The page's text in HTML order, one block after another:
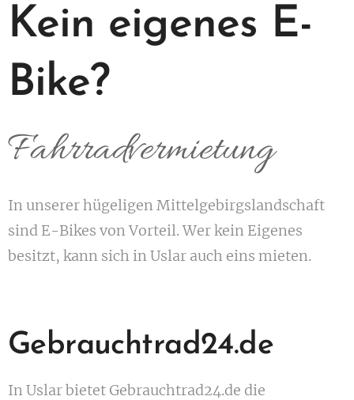
Kein eigenes E-
Bike?
Fahrradvermietung
In unserer hügeligen Mittelgebirgslandschaft
sind E-Bikes von Vorteil. Wer kein Eigenes
besitzt, kann sich in Uslar auch eins mieten.
Gebrauchtrad24.de
In Uslar bietet Gebrauchtrad24.de die